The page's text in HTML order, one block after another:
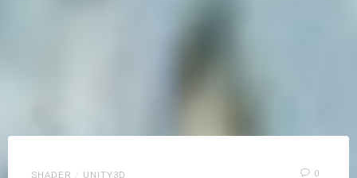
SHADER / UNITY3D 0